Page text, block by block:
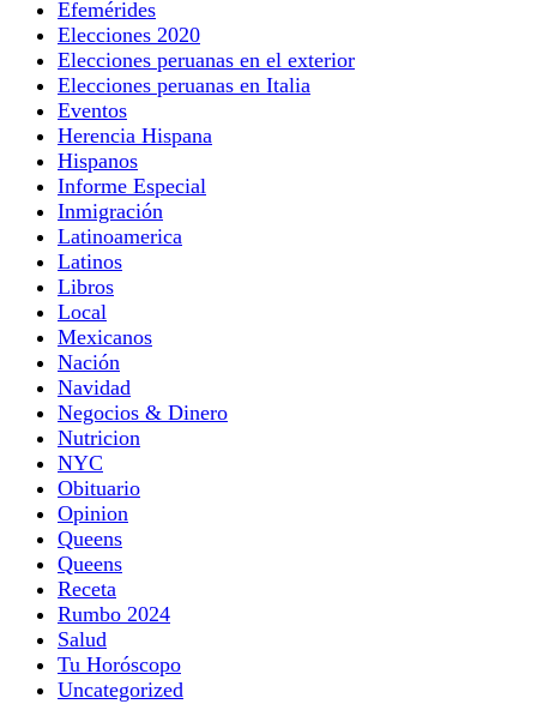
Efemérides
Elecciones 2020
Elecciones peruanas en el exterior
Elecciones peruanas en Italia
Eventos
Herencia Hispana
Hispanos
Informe Especial
Inmigración
Latinoamerica
Latinos
Libros
Local
Mexicanos
Nación
Navidad
Negocios & Dinero
Nutricion
NYC
Obituario
Opinion
Queens
Queens
Receta
Rumbo 2024
Salud
Tu Horóscopo
Uncategorized